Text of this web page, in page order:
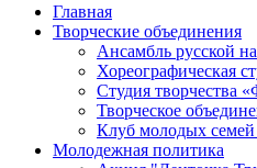
Главная
Творческие объединения
Ансамбль русской
Хореографическая
Студия творчества
Творческое
Клуб молодых
Молодежная политика